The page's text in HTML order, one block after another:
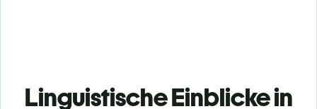
Linguistische Einblicke in